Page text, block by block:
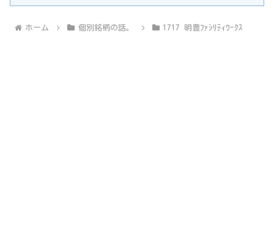
ホーム 個別銘柄の話。 1717 明豊ﾌｧｼﾘﾃｨﾜｰｸｽ